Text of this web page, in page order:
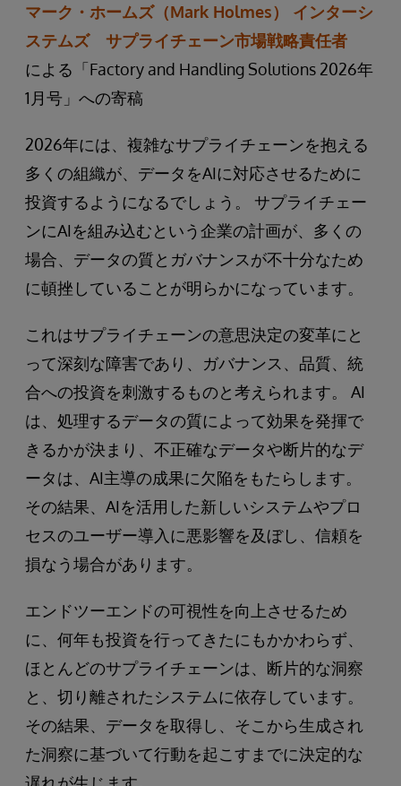
マーク・ホームズ（Mark Holmes） インターシ
ステムズ サプライチェーン市場戦略責任者
による「Factory and Handling Solutions 2026年
1月号」への寄稿
2026年には、複雑なサプライチェーンを抱える
多くの組織が、データをAIに対応させるために
投資するようになるでしょう。 サプライチェー
ンにAIを組み込むという企業の計画が、多くの
場合、データの質とガバナンスが不十分なため
に頓挫していることが明らかになっています。
これはサプライチェーンの意思決定の変革にと
って深刻な障害であり、ガバナンス、品質、統
合への投資を刺激するものと考えられます。 AI
は、処理するデータの質によって効果を発揮で
きるかが決まり、不正確なデータや断片的なデ
ータは、AI主導の成果に欠陥をもたらします。
その結果、AIを活用した新しいシステムやプロ
セスのユーザー導入に悪影響を及ぼし、信頼を
損なう場合があります。
エンドツーエンドの可視性を向上させるため
に、何年も投資を行ってきたにもかかわらず、
ほとんどのサプライチェーンは、断片的な洞察
と、切り離されたシステムに依存しています。
その結果、データを取得し、そこから生成され
た洞察に基づいて行動を起こすまでに決定的な
遅れが生じます。